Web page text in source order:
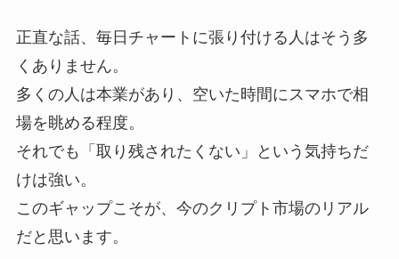
正直な話、毎日チャートに張り付ける人はそう多
くありません。
多くの人は本業があり、空いた時間にスマホで相
場を眺める程度。
それでも「取り残されたくない」という気持ちだ
けは強い。
このギャップこそが、今のクリプト市場のリアル
だと思います。